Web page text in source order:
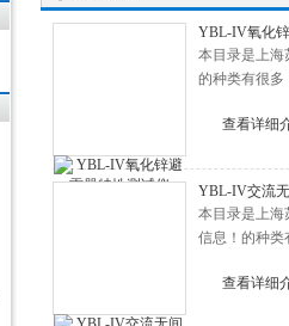
YBL-IV氧化
本目录是上海
的种类有很多
查看详细
YBL-IV交流
本目录是上海
信息！的种类
查看详细